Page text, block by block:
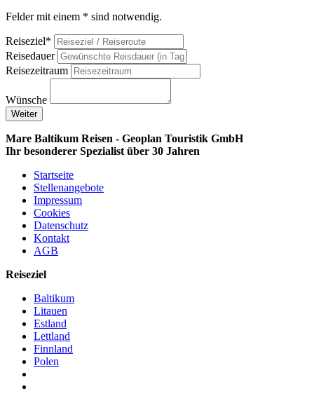
Felder mit einem * sind notwendig.
Reiseziel*
Reisedauer
Reisezeitraum
Wünsche
Weiter
Mare Baltikum Reisen - Geoplan Touristik GmbH
Ihr besonderer Spezialist über 30 Jahren
Startseite
Stellenangebote
Impressum
Cookies
Datenschutz
Kontakt
AGB
Reiseziel
Baltikum
Litauen
Estland
Lettland
Finnland
Polen